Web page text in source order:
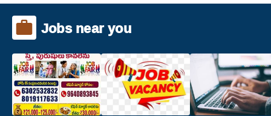
Jobs near you